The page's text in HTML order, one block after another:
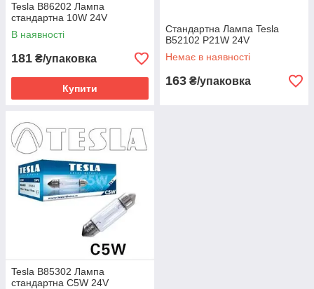
Tesla B86202 Лампа
стандартна 10W 24V
В наявності
181 ₴/упаковка
Купити
Стандартна Лампа Tesla
B52102 P21W 24V
Немає в наявності
163 ₴/упаковка
Tesla B85302 Лампа
стандартна C5W 24V